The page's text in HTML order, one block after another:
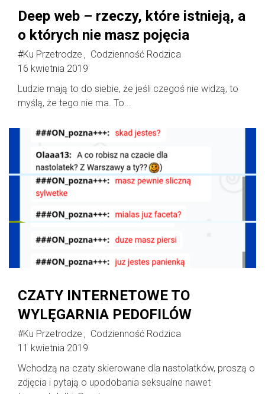
Deep web – rzeczy, które istnieją, a
o których nie masz pojęcia
#Ku Przetrodze
Codzienność Rodzica
16 kwietnia 2019
Ludzie mają to do siebie, że jeśli czegoś nie widzą, to
myślą, że tego nie ma. To...
CZATY INTERNETOWE TO
WYLĘGARNIA PEDOFILÓW
#Ku Przetrodze
Codzienność Rodzica
11 kwietnia 2019
Wchodzą na czaty skierowane dla nastolatków, proszą o
zdjęcia i pytają o upodobania seksualne nawet